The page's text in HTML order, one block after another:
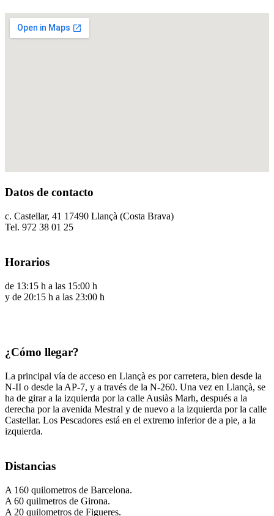
Datos de contacto
c. Castellar, 41 17490 Llançà (Costa Brava)
Tel. 972 38 01 25
Horarios
de 13:15 h a las 15:00 h
y de 20:15 h a las 23:00 h
¿Cómo llegar?
La principal vía de acceso en Llançà es por carretera, bien desde la
N-II o desde la AP-7, y a través de la N-260. Una vez en Llançà, se
ha de girar a la izquierda por la calle Ausiàs Marh, después a la
derecha por la avenida Mestral y de nuevo a la izquierda por la calle
Castellar. Los Pescadores está en el extremo inferior de a pie, a la
izquierda.
Distancias
A 160 quilometros de Barcelona.
A 60 quilmetros de Girona.
A 20 quilometros de Figueres.